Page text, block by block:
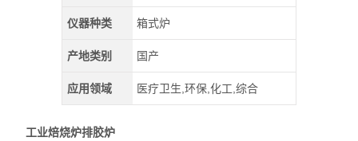
仪器种类 箱式炉
产地类别 国产
应用领域 医疗卫生,环保,化工,综合
工业焙烧炉排胶炉